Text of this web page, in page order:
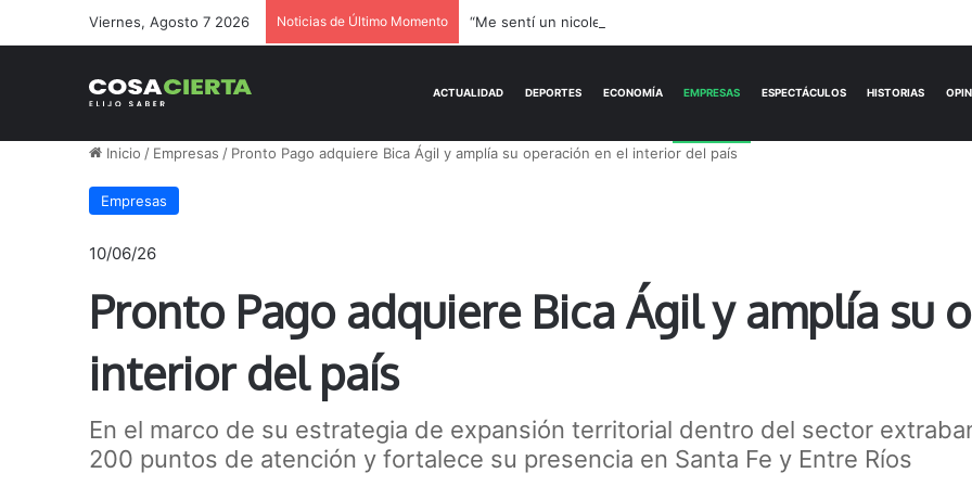
Viernes, Agosto 7 2026 Noticias de Último Momento
Inicio / Empresas / Pronto Pago adquiere Bica Ágil y amplía su operación en el interior del país
Empresas
10/06/26
Pronto Pago adquiere Bica Ágil y amplía su
interior del país
En el marco de su estrategia de expansión territorial dentro del sector
200 puntos de atención y fortalece su presencia en Santa Fe y Entre Ríos